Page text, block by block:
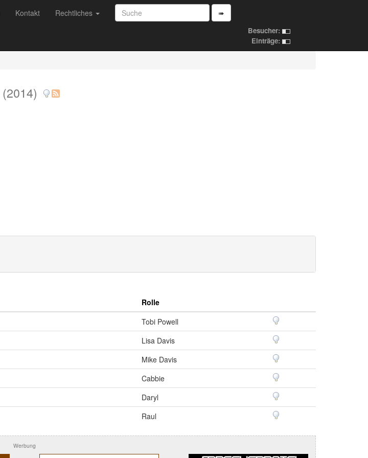
Kontakt Rechtliches ➠
Besucher:
Einträge:
(2014)
Rolle
Tobi Powell
Lisa Davis
Mike Davis
Cabbie
Daryl
Raul
Werbung